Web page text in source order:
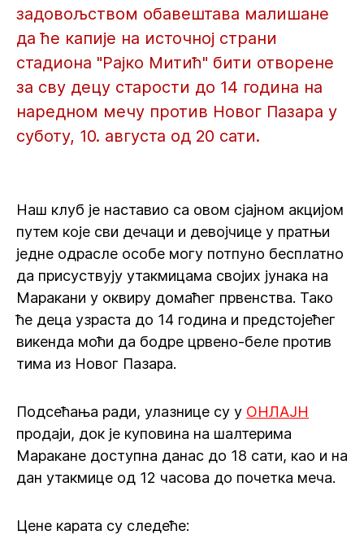
задовољством обавештава малишане
да ће капије на источној страни
стадиона "Рајко Митић" бити отворене
за сву децу старости до 14 година на
наредном мечу против Новог Пазара у
суботу, 10. августа од 20 сати.
Наш клуб је наставио са овом сјајном акцијом
путем које сви дечаци и девојчице у пратњи
једне одрасле особе могу потпуно бесплатно
да присуствују утакмицама својих јунака на
Маракани у оквиру домаћег првенства. Тако
ће деца узраста до 14 година и предстојећег
викенда моћи да бодре црвено-беле против
тима из Новог Пазара.
Подсећања ради, улазнице су у ОНЛАЈН
продаји, док је куповина на шалтерима
Маракане доступна данас до 18 сати, као и на
дан утакмице од 12 часова до почетка меча.
Цене карата су следеће: